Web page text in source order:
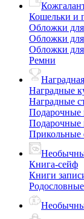
Кошельки и
Обложки для
Обложки для
Обложки для
Ремни
Наградные
Наградные
Подарочные
Подарочные
Прикольные
Книга-сейф
Книги